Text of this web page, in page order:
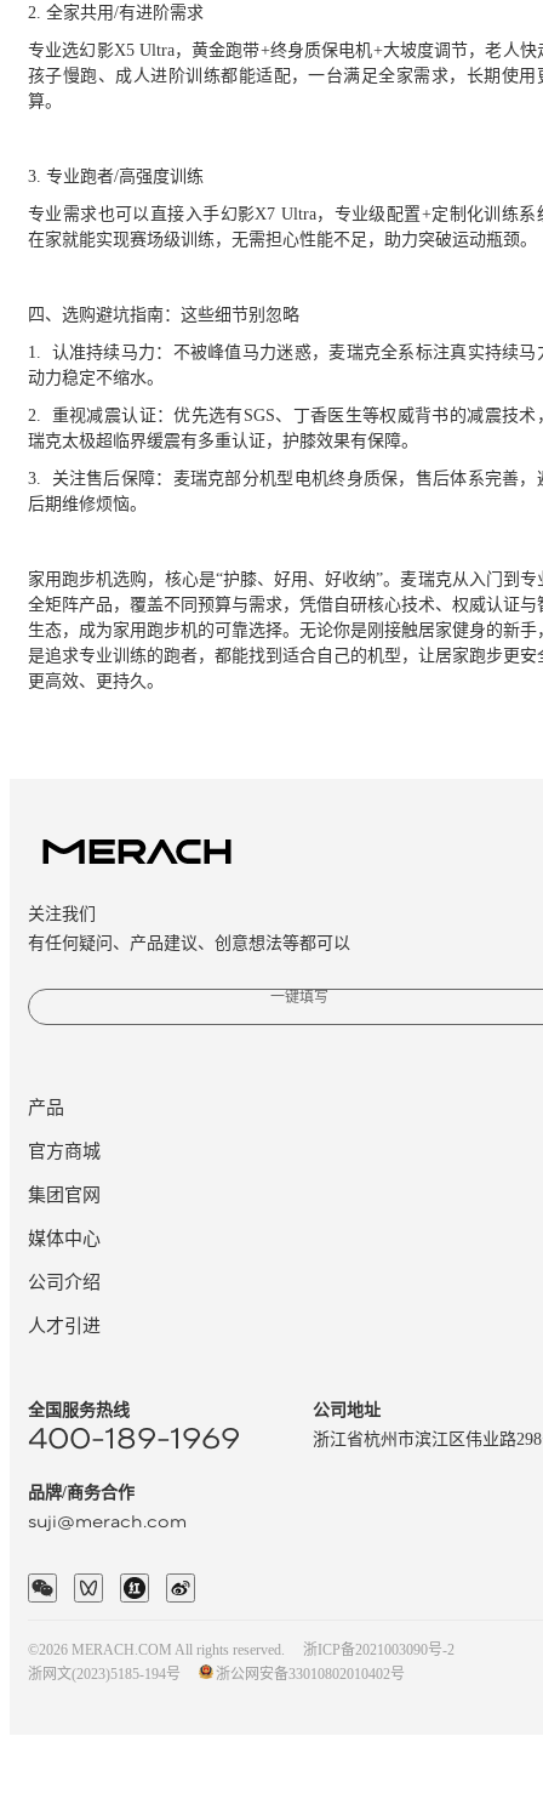
2. 全家共用/有进阶需求
专业选幻影X5 Ultra，黄金跑带+终身质保电机+大坡度调节，老人快
孩子慢跑、成人进阶训练都能适配，一台满足全家需求，长期使用
算。
3. 专业跑者/高强度训练
专业需求也可以直接入手幻影X7 Ultra，专业级配置+定制化训练系
在家就能实现赛场级训练，无需担心性能不足，助力突破运动瓶颈。
四、选购避坑指南：这些细节别忽略
1. 认准持续马力：不被峰值马力迷惑，麦瑞克全系标注真实持续马
动力稳定不缩水。
2 . 重视减震认证：优先选有SGS、丁香医生等权威背书的减震技术
瑞克太极超临界缓震有多重认证，护膝效果有保障。
3 . 关注售后保障：麦瑞克部分机型电机终身质保，售后体系完善，
后期维修烦恼。
家用跑步机选购，核心是“护膝、好用、好收纳”。麦瑞克从入门到专
全矩阵产品，覆盖不同预算与需求，凭借自研核心技术、权威认证与
生态，成为家用跑步机的可靠选择。无论你是刚接触居家健身的新手
是追求专业训练的跑者，都能找到适合自己的机型，让居家跑步更安
更高效、更持久。
关注我们
有任何疑问、产品建议、创意想法等都可以
一键填写
产品
官方商城
集团官网
媒体中心
公司介绍
人才引进
全国服务热线
400-189-1969
品牌/商务合作
suji@merach.com
公司地址
浙江省杭州市滨江区伟业路
©2026 MERACH.COM All rights reserved.
浙ICP备2021003090号-2
浙网文(2023)5185-194号
浙公网安备33010802010402号